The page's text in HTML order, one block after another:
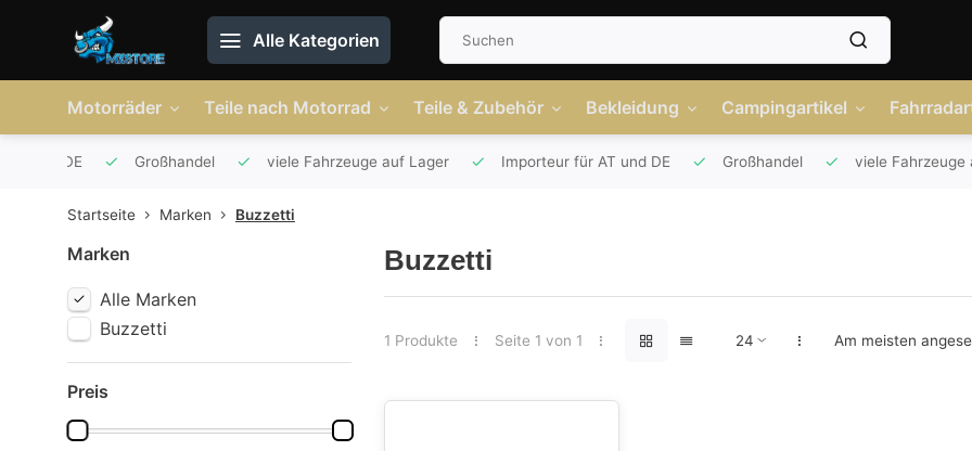
Alle Kategorien
Motorräder Teile nach Motorrad Teile & Zubehör Bekleidung Campingartikel
und DE Großhandel viele Fahrzeuge auf Lager Importeur für AT und DE Großhandel viele Fahrzeuge
Startseite Marken Buzzetti
Marken
Alle Marken
Buzzetti
Preis
Buzzetti
1 Produkte Seite 1 von 1 Am meisten